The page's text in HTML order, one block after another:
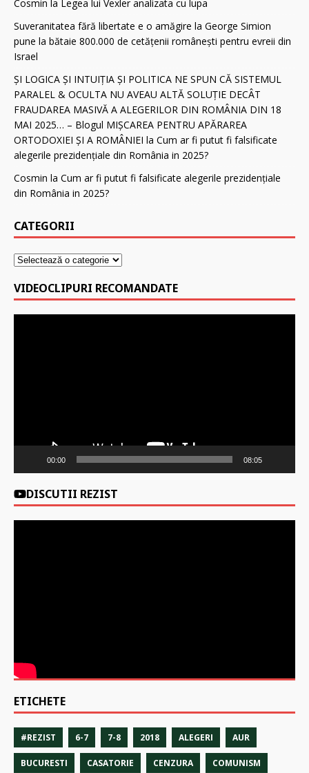
Cosmin la Legea lui Vexler analizata cu lupa
Suveranitatea fără libertate e o amăgire la George Simion
pune la bătaie 800.000 de cetăţenii românești pentru evreii din
Israel
ȘI LOGICA ȘI INTUIȚIA ȘI POLITICA NE SPUN CĂ SISTEMUL
PARALEL & OCULTA NU AVEAU ALTĂ SOLUȚIE DECÂT
FRAUDAREA MASIVĂ A ALEGERILOR DIN ROMÂNIA DIN 18
MAI 2025… – Blogul MIȘCAREA PENTRU APĂRAREA
ORTODOXIEI ȘI A ROMÂNIEI la Cum ar fi putut fi falsificate
alegerile prezidenţiale din România in 2025?
Cosmin la Cum ar fi putut fi falsificate alegerile prezidenţiale
din România in 2025?
CATEGORII
VIDEOCLIPURI RECOMANDATE
00:00 08:05
DISCUTII REZIST
ETICHETE
#REZIST 6-7 7-8 2018 ALEGERI AUR
BUCURESTI CASATORIE CENZURA COMUNISM